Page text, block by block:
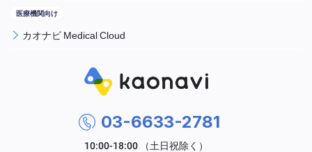
カオナビ Medical Cloud
03-6633-2781